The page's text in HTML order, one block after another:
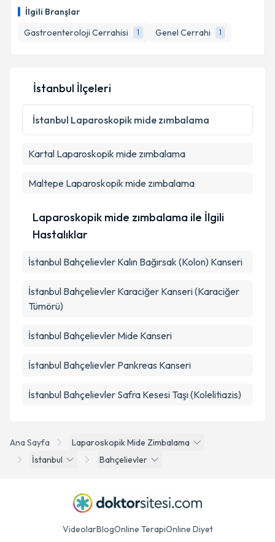
İlgili Branşlar
Gastroenteroloji Cerrahisi
1 Genel Cerrahi 1
Ana Sayfa
Laparoskopik Mide Zimbalama
İstanbul
Bahçelievler
İstanbul İlçeleri
İstanbul Laparoskopik mide zımbalama
Kartal Laparoskopik mide zımbalama
Maltepe Laparoskopik mide zımbalama
Laparoskopik mide zımbalama ile İlgili
Hastalıklar
İstanbul Bahçelievler Kalın Bağırsak (Kolon) Kanseri
İstanbul Bahçelievler Karaciğer Kanseri (Karaciğer
Tümörü)
İstanbul Bahçelievler Mide Kanseri
İstanbul Bahçelievler Pankreas Kanseri
İstanbul Bahçelievler Safra Kesesi Taşı (Kolelitiazis)
VideolarBlogOnline TerapiOnline Diyet